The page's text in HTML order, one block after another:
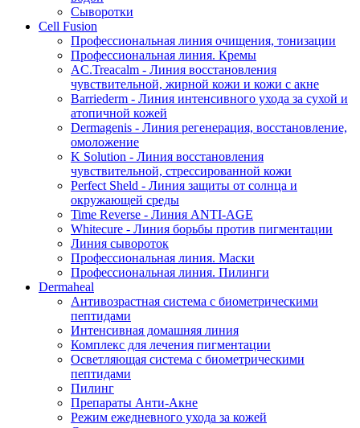
Сыворотки
Cell Fusion
Профессиональная линия очищения, тонизации
Профессиональная линия. Кремы
AC.Treacalm - Линия восстановления
чувствительной, жирной кожи и кожи с акне
Barriederm - Линия интенсивного ухода за сухой и
атопичной кожей
Dermagenis - Линия регенерация, восстановление,
омоложение
K Solution - Линия восстановления
чувствительной, стрессированной кожи
Perfect Sheld - Линия защиты от солнца и
окружающей среды
Time Reverse - Линия ANTI-AGE
Whitecure - Линия борьбы против пигментации
Линия сывороток
Профессиональная линия. Маски
Профессиональная линия. Пилинги
Dermaheal
Антивозрастная система с биометрическими
пептидами
Интенсивная домашняя линия
Комплекс для лечения пигментации
Осветляющая система с биометрическими
пептидами
Пилинг
Препараты Анти-Акне
Режим ежедневного ухода за кожей